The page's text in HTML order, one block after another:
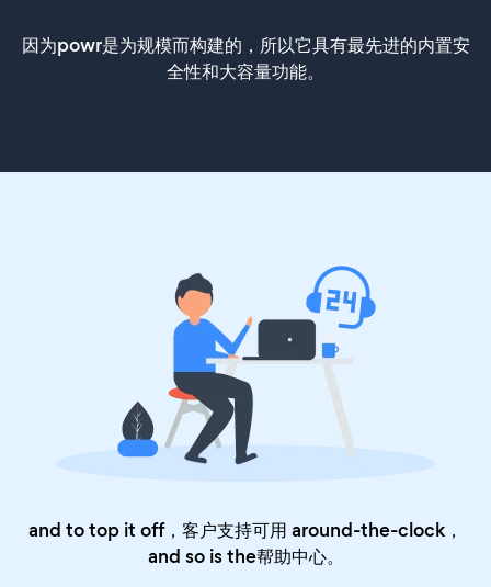
因为powr是为规模而构建的，所以它具有最先进的内置安
全性和大容量功能。
and to top it off，客户支持可用 around-the-clock，
and so is the帮助中心。